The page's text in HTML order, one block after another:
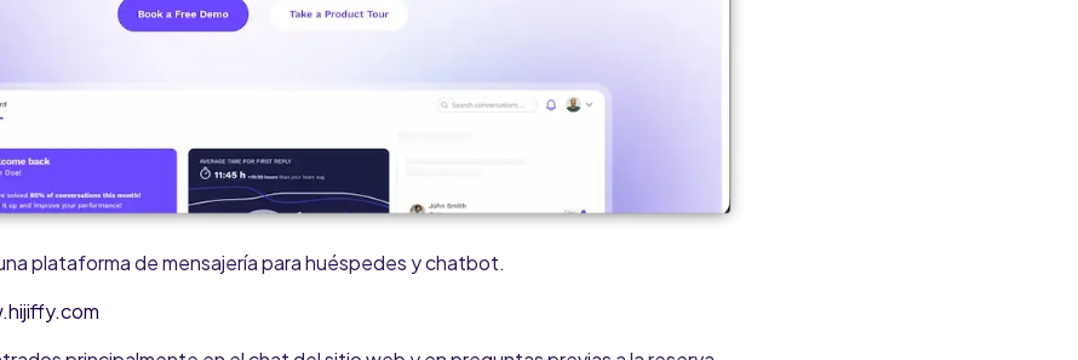
plataforma de mensajería para huéspedes y chatbot.